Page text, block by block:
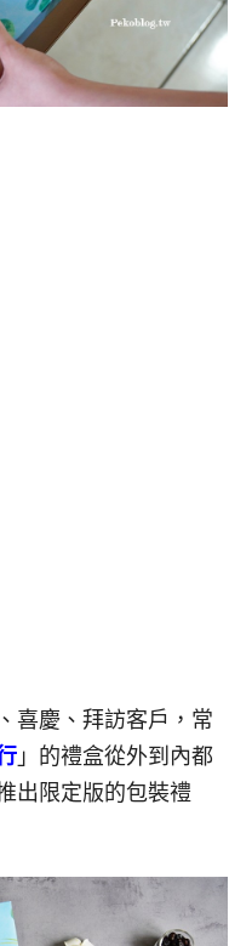
喜慶、拜訪客戶，常
」的禮盒從外到內都
出限定版的包裝禮